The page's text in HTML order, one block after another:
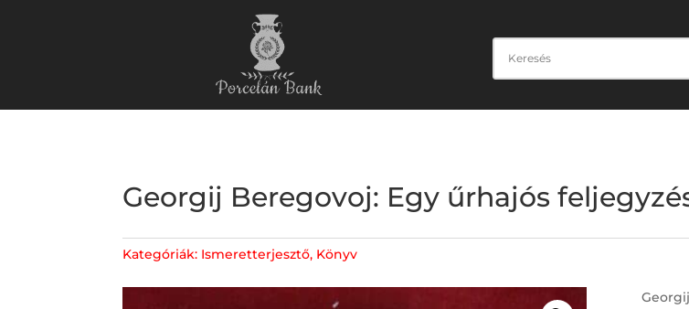
Georgij Beregovoj: Egy űrhajós
Kategóriák: Ismeretterjesztő, Könyv